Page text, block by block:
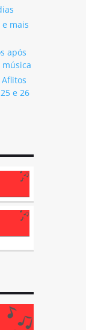
mais
após
e 26